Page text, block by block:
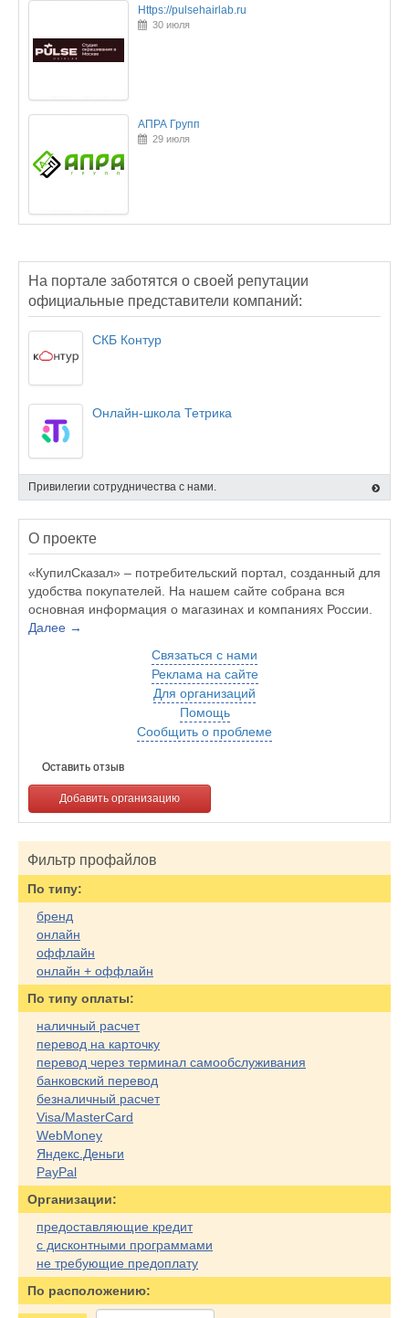
Https://pulsehairlab.ru
30 июля
АПРА Групп
29 июля
На портале заботятся о своей репутации
официальные представители компаний:
СКБ Контур
Онлайн-школа Тетрика
Привилегии сотрудничества с нами.
О проекте
«КупилСказал» – потребительский портал, созданный для
удобства покупателей. На нашем сайте собрана вся
основная информация о магазинах и компаниях России.
Далее →
Связаться с нами
Реклама на сайте
Для организаций
Помощь
Сообщить о проблеме
Оставить отзыв
Добавить организацию
Фильтр профайлов
По типу:
бренд
онлайн
оффлайн
онлайн + оффлайн
По типу оплаты:
наличный расчет
перевод на карточку
перевод через терминал самообслуживания
банковский перевод
безналичный расчет
Visa/MasterCard
WebMoney
Яндекс.Деньги
PayPal
Организации:
предоставляющие кредит
с дисконтными программами
не требующие предоплату
По расположению: